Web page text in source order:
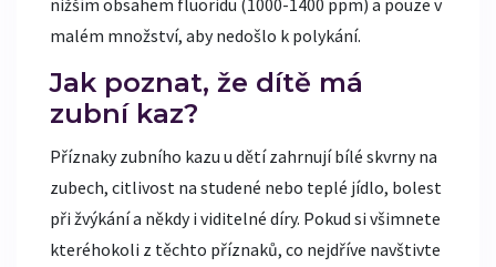
malém množství, aby nedošlo k polykání.
Jak poznat, že dítě má
zubní kaz?
Příznaky zubního kazu u dětí zahrnují bílé skvrny na
zubech, citlivost na studené nebo teplé jídlo, bolest
při žvýkání a někdy i viditelné díry. Pokud si všimnete
kteréhokoli z těchto příznaků, co nejdříve navštivte